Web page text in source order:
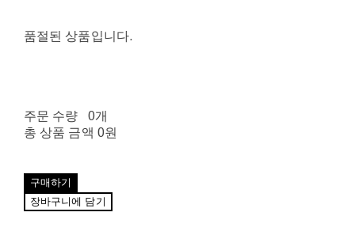
품절된 상품입니다.
주문 수량
0개
총 상품 금액 0원
구매하기
장바구니에 담기